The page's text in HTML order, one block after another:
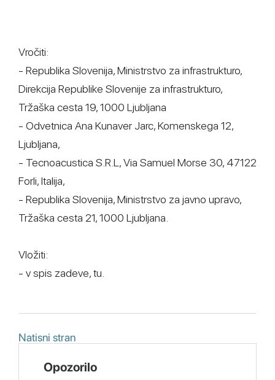
Vročiti:
- Republika Slovenija, Ministrstvo za infrastrukturo,
Direkcija Republike Slovenije za infrastrukturo,
Tržaška cesta 19, 1000 Ljubljana
- Odvetnica Ana Kunaver Jarc, Komenskega 12,
Ljubljana,
- Tecnoacustica S.R.L, Via Samuel Morse 30, 47122
Forli, Italija,
- Republika Slovenija, Ministrstvo za javno upravo,
Tržaška cesta 21, 1000 Ljubljana.
Vložiti:
- v spis zadeve, tu.
Natisni stran
Opozorilo